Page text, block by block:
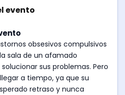
evento
obsesivos compulsivos
sala de un afamado
sus problemas. Pero
a tiempo, ya que su
retraso y nunca